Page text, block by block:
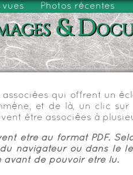
vues Photos récentes
&
qui offrent un
et de là, un clic
être associées à
être au format PDF.
navigateur ou dans le
avant de pouvoir être lu.